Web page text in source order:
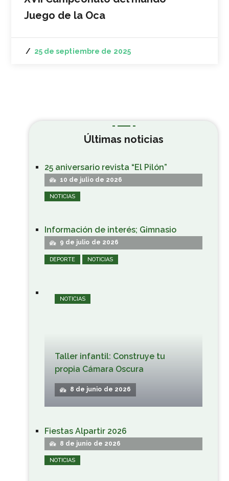
Juego de la Oca
25 de septiembre de 2025
Últimas noticias
25 aniversario revista “El Pilón”
10 de julio de 2026
NOTICIAS
Información de interés; Gimnasio
9 de julio de 2026
DEPORTE NOTICIAS
Taller infantil: Construye tu
propia Cámara Oscura
8 de junio de 2026
NOTICIAS
Fiestas Alpartir 2026
8 de junio de 2026
NOTICIAS